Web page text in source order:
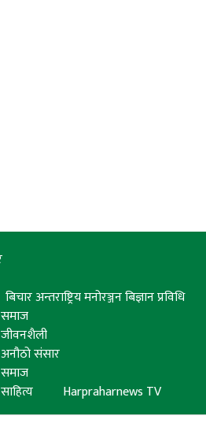
बिचारअन्तराष्ट्रियमनोरञ्जनबिज्ञान प्रविधि
समाज
जीवनशैली
अनौठो संसार
समाज
साहित्य
Harpraharnews TV